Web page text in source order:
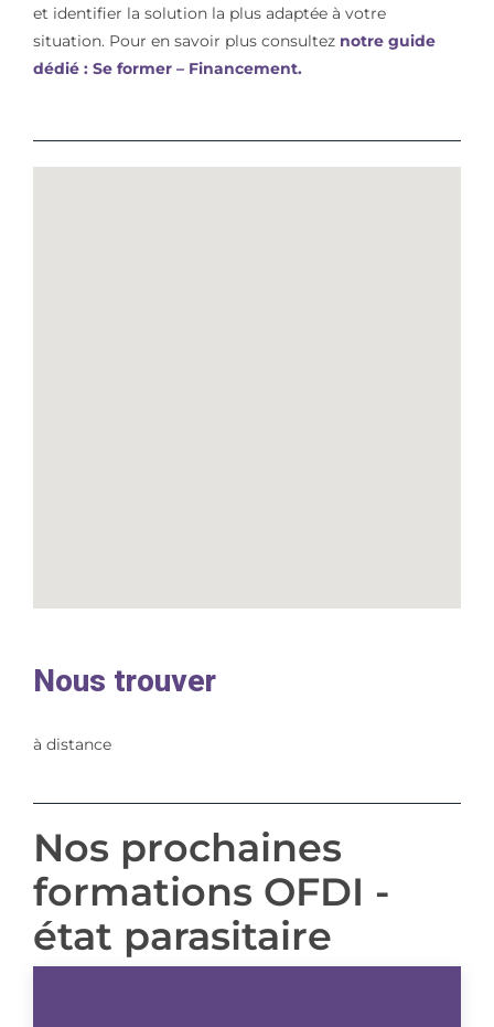
et identifier la solution la plus adaptée à votre
situation. Pour en savoir plus consulteznotre guide
dédié : Se former – Financement.
Nous trouver
à distance
Nos prochaines
formations OFDI -
état parasitaire